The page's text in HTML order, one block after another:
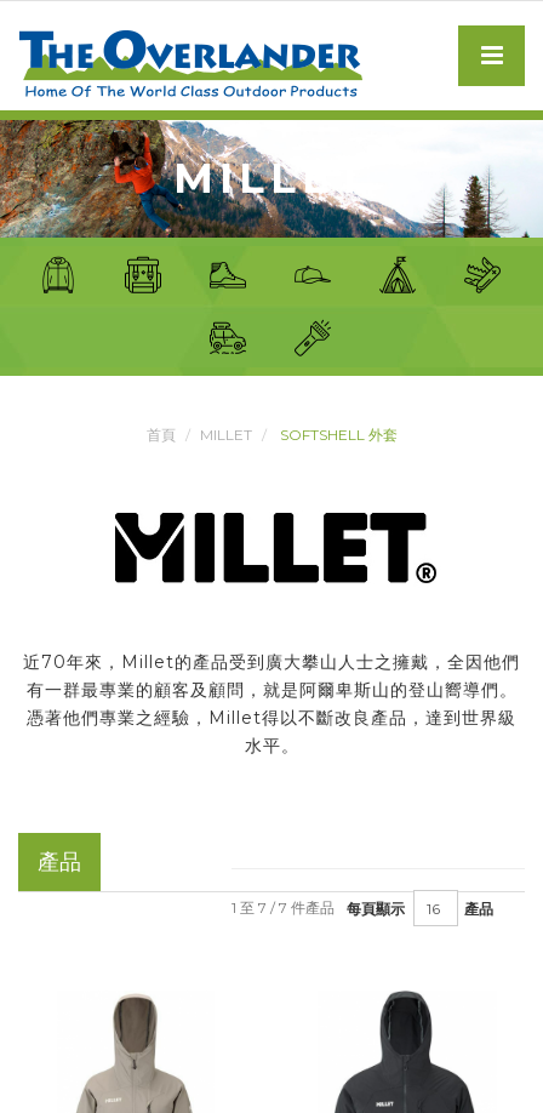
MILLET
首頁 MILLET SOFTSHELL 外套
近70年來，Millet的產品受到廣大攀山人士之擁戴，全因他們
有一群最專業的顧客及顧問，就是阿爾卑斯山的登山嚮導們。
憑著他們專業之經驗，Millet得以不斷改良產品，達到世界級
水平。
產品
每頁顯示 產品
1 至 7 / 7 件產品